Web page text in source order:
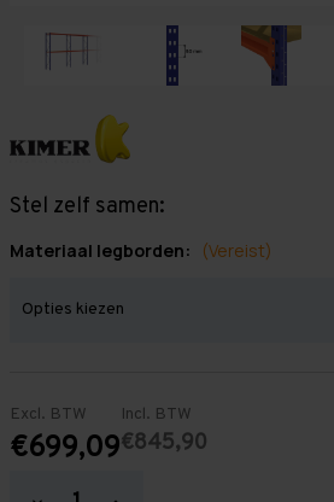
Stel zelf samen:
Materiaal legborden: (Vereist)
Excl. BTW
€699,09
Incl. BTW
€845,90